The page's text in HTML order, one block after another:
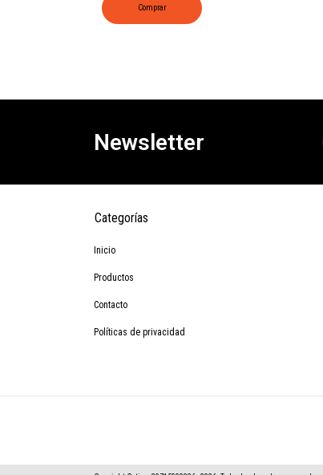
Comprar
Newsletter
Categorías
Inicio
Productos
Contacto
Políticas de privacidad